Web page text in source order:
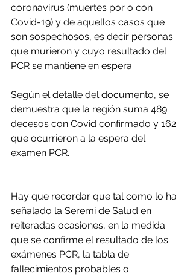
coronavirus (muertes por o con
Covid-19) y de aquellos casos que
son sospechosos, es decir personas
que murieron y cuyo resultado del
PCR se mantiene en espera.
Según el detalle del documento, se
demuestra que la región suma 489
decesos con Covid confirmado y 162
que ocurrieron a la espera del
examen PCR.
Hay que recordar que tal como lo ha
señalado la Seremi de Salud en
reiteradas ocasiones, en la medida
que se confirme el resultado de los
exámenes PCR, la tabla de
fallecimientos probables o